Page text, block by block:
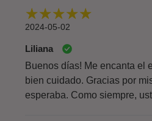
2024-05-02
Liliana
Buenos días! Me encanta el
bien cuidado. Gracias por
esperaba. Como siempre,